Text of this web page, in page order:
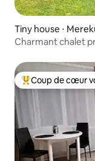
Tiny house ⋅
Charmant chalet
Coups de cœur
Coup de cœur